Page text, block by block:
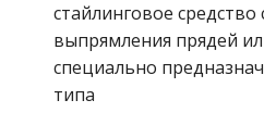
стайлинговое
выпрямления прядей
специально
типа